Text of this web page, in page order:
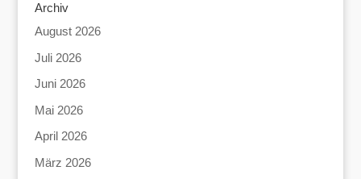
Archiv
August 2026
Juli 2026
Juni 2026
Mai 2026
April 2026
März 2026